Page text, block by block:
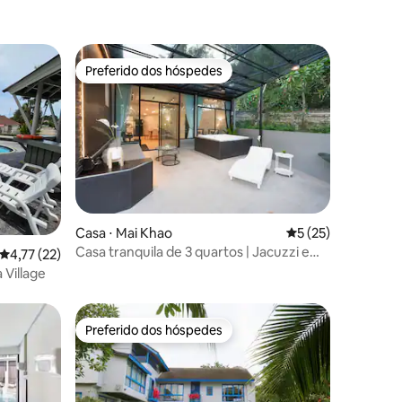
4,77 de uma avaliação média de 5, 22 avaliações
4,77 (22)
Village
Preferido dos hóspedes
Preferido dos hóspedes
Casa ⋅ Mai Khao 5 de uma
5 (25)
Casa tranquila de 3 quartos | Jacuzzi e
Preferido dos hóspedes
Preferido dos hóspedes